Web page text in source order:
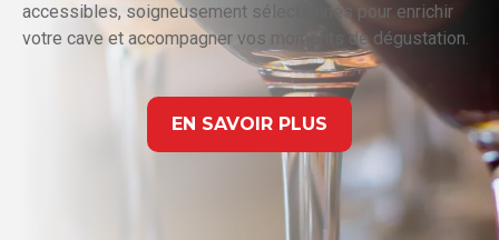
accessibles, soigneusement sélectionnés pour enrichir
votre cave et accompagner vos moments de dégustation.
EN SAVOIR PLUS